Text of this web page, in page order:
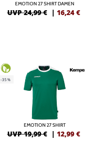
EMOTION 27 SHIRT DAMEN
UVP 24,99 € | 16,24 €
-35%
EMOTION 27 SHIRT
UVP 19,99 € | 12,99 €